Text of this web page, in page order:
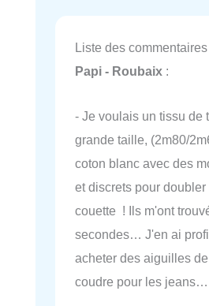
Liste des commentaires
Papi - Roubaix :
- Je voulais un tissu de
grande taille, (2m80/
coton blanc avec des
et discrets pour
couette ! Ils m'ont
secondes… J'en ai
acheter des aiguilles
coudre pour les jeans…